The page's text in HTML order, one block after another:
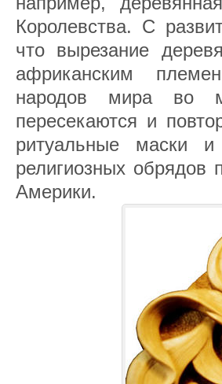
Королевства. С
что вырезание
африканским
народов мира во
пересекаются и
ритуальные маски и
религиозных обрядов
Америки.